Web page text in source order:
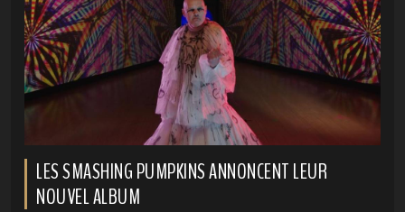
LES SMASHING PUMPKINS ANNONCENT LEUR
NOUVEL ALBUM